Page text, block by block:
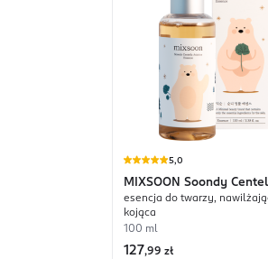
5,0
MIXSOON Soondy
Asiatica
esencja do twarzy,
kojąca
100 ml
127,99 zł